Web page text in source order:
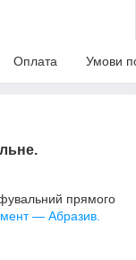
Оплата Умови
прямого
— Абразив.